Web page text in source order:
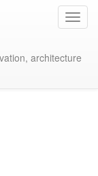
architecture